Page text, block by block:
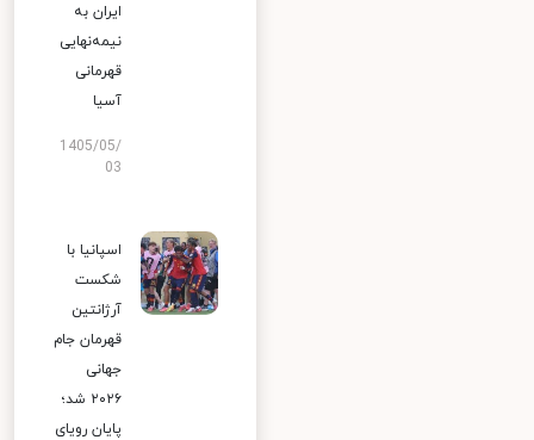
ایران به
نیمه‌نهایی
قهرمانی
آسیا
1405/05/
03
اسپانیا با
شکست
آرژانتین
قهرمان جام
جهانی
۲۰۲۶ شد؛
پایان رویای